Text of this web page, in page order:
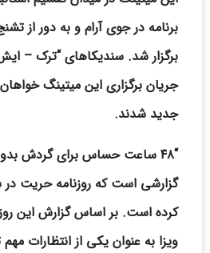
برنامه در جوی آرام و به دور از
برگزار شد. سندیکاهای “ترک –
جریان برگزاری این میتینگ
جدید شدند.
“۴۸ ساعت حساس برای گردش بدون
گزارشی است که روزنامه حریت در
کرده است. بر اساس گزارش این
ویزا به عنوان یکی از انتظارات مهم